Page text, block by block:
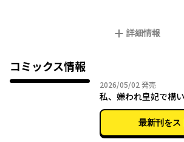
イラとして生まれ変わって、前世の記憶を取
だ。そして今世にクライヴという名で生まれ
のための犠牲になろうとしている……。そん
そ救うため、政略結婚にまで漕ぎ着けたシェ
しかしクライヴは、妻となったシェイラを
詳細情報
コミックス情報
2026/05/02 2026年05月
発売
私、嫌われ皇妃で構
最新刊をス